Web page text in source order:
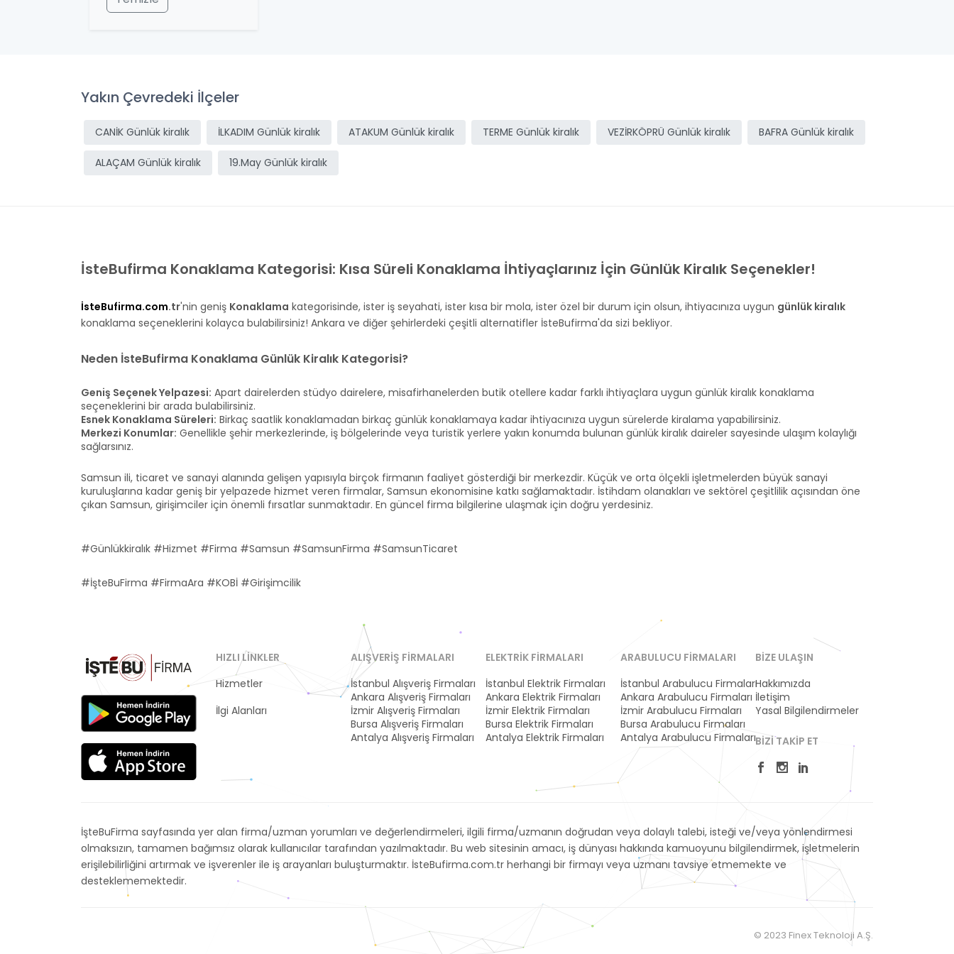
Yakın Çevredeki İlçeler
CANİK Günlük kiralık İLKADIM Günlük kiralık ATAKUM Günlük kiralık TERME Günlük kiralık VEZİRKÖPRÜ Günlük kiralık BAFRA Günlük kiralık
ALAÇAM Günlük kiralık 19.May Günlük kiralık
İsteBufirma Konaklama Kategorisi: Kısa Süreli Konaklama İhtiyaçlarınız İçin Günlük Kiralık Seçenekler!
İsteBufirma.com.tr'nin geniş Konaklama kategorisinde, ister iş seyahati, ister kısa bir mola, ister özel bir durum için olsun, ihtiyacınıza uygun günlük kiralık
konaklama seçeneklerini kolayca bulabilirsiniz! Ankara ve diğer şehirlerdeki çeşitli alternatifler İsteBufirma'da sizi bekliyor.
Neden İsteBufirma Konaklama Günlük Kiralık Kategorisi?
Geniş Seçenek Yelpazesi: Apart dairelerden stüdyo dairelere, misafirhanelerden butik otellere kadar farklı ihtiyaçlara uygun günlük kiralık konaklama
seçeneklerini bir arada bulabilirsiniz.
Esnek Konaklama Süreleri: Birkaç saatlik konaklamadan birkaç günlük konaklamaya kadar ihtiyacınıza uygun sürelerde kiralama yapabilirsiniz.
Merkezi Konumlar: Genellikle şehir merkezlerinde, iş bölgelerinde veya turistik yerlere yakın konumda bulunan günlük kiralık daireler sayesinde ulaşım kolaylığı
sağlarsınız.
Samsun ili, ticaret ve sanayi alanında gelişen yapısıyla birçok firmanın faaliyet gösterdiği bir merkezdir. Küçük ve orta ölçekli işletmelerden büyük sanayi
kuruluşlarına kadar geniş bir yelpazede hizmet veren firmalar, Samsun ekonomisine katkı sağlamaktadır. İstihdam olanakları ve sektörel çeşitlilik açısından öne
çıkan Samsun, girişimciler için önemli fırsatlar sunmaktadır. En güncel firma bilgilerine ulaşmak için doğru yerdesiniz.
#Günlükkiralık #Hizmet #Firma #Samsun #SamsunFirma #SamsunTicaret
#İşteBuFirma #FirmaAra #KOBİ #Girişimcilik
HIZLI LINKLER
Hizmetler
İlgi Alanları
ALIŞVERIŞ FIRMALARI
İstanbul Alışveriş Firmaları
Ankara Alışveriş Firmaları
İzmir Alışveriş Firmaları
Bursa Alışveriş Firmaları
Antalya Alışveriş Firmaları
ELEKTRIK FIRMALARI
İstanbul Elektrik Firmaları
Ankara Elektrik Firmaları
İzmir Elektrik Firmaları
Bursa Elektrik Firmaları
Antalya Elektrik Firmaları
ARABULUCU FIRMALARI
İstanbul Arabulucu Firmaları
Ankara Arabulucu Firmaları
İzmir Arabulucu Firmaları
Bursa Arabulucu Firmaları
Antalya Arabulucu Firmaları
BIZE ULAŞIN
Hakkımızda
İletişim
Yasal Bilgilendirmeler
BIZI TAKIP ET
İşteBuFirma sayfasında yer alan firma/uzman yorumları ve değerlendirmeleri, ilgili firma/uzmanın doğrudan veya dolaylı talebi, isteği ve/veya yönlendirmesi
olmaksızın, tamamen bağımsız olarak kullanıcılar tarafından yazılmaktadır. Bu web sitesinin amacı, iş dünyası hakkında kamuoyunu bilgilendirmek, işletmelerin
erişilebilirliğini artırmak ve işverenler ile iş arayanları buluşturmaktır. İsteBufirma.com.tr herhangi bir firmayı veya uzmanı tavsiye etmemekte ve
desteklememektedir.
© 2023 Finex Teknoloji A.Ş.